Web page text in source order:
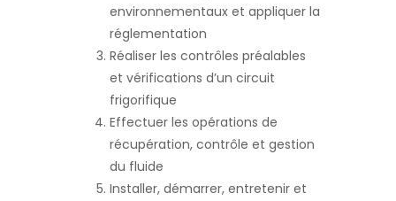
environnementaux et appliquer la
réglementation
Réaliser les contrôles préalables
et vérifications d’un circuit
frigorifique
Effectuer les opérations de
récupération, contrôle et gestion
du fluide
Installer, démarrer, entretenir et